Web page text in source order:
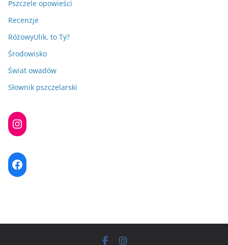
Pszczele opowieści
Recenzje
RóżowyUlik, to Ty?
Środowisko
Świat owadów
Słownik pszczelarski
Instagram
Facebook